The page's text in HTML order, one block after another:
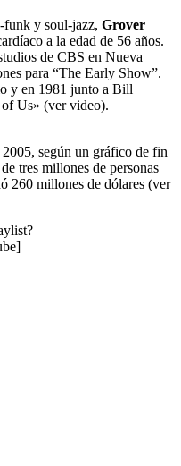
funk y soul-jazz, Grover
a la edad de 56 años.
de CBS en Nueva
para “The Early Show”.
y en 1981 junto a Bill
Us» (ver video).
según un gráfico de fin
tres millones de personas
260 millones de dólares (ver